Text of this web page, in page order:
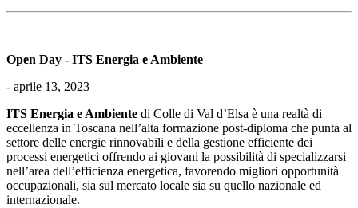
Open Day - ITS Energia e Ambiente
- aprile 13, 2023
ITS Energia e Ambiente di Colle di Val d’Elsa è una realtà di
eccellenza in Toscana nell’alta formazione post-diploma che punta al
settore delle energie rinnovabili e della gestione efficiente dei
processi energetici offrendo ai giovani la possibilità di specializzarsi
nell’area dell’efficienza energetica, favorendo migliori opportunità
occupazionali, sia sul mercato locale sia su quello nazionale ed
internazionale.